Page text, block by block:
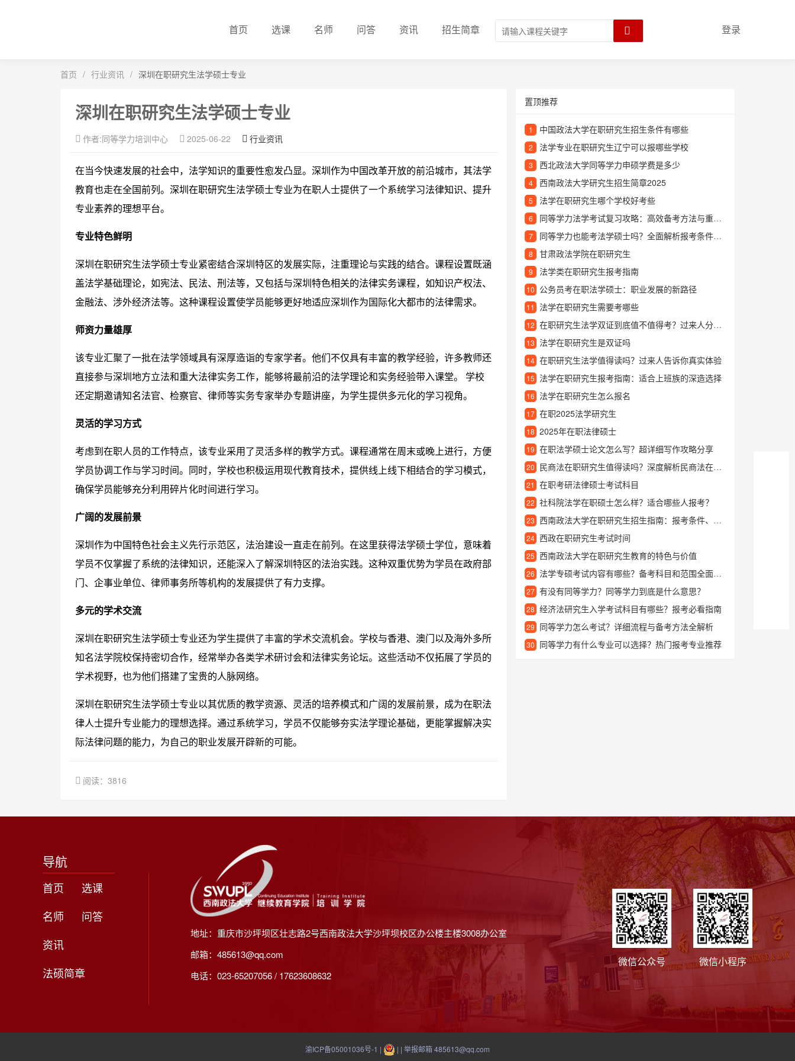
首页 选课 名师 问答 资讯 招生简章 登录
首页 / 行业资讯 / 深圳在职研究生法学硕士专业
深圳在职研究生法学硕士专业
作者:同等学力培训中心 2025-06-22 行业资讯
在当今快速发展的社会中，法学知识的重要性愈发凸显。深圳作为中国改革开放的前沿城市，其法学
教育也走在全国前列。深圳在职研究生法学硕士专业为在职人士提供了一个系统学习法律知识、提升
专业素养的理想平台。
专业特色鲜明
深圳在职研究生法学硕士专业紧密结合深圳特区的发展实际，注重理论与实践的结合。课程设置既涵
盖法学基础理论，如宪法、民法、刑法等，又包括与深圳特色相关的法律实务课程，如知识产权法、
金融法、涉外经济法等。这种课程设置使学员能够更好地适应深圳作为国际化大都市的法律需求。
师资力量雄厚
该专业汇聚了一批在法学领域具有深厚造诣的专家学者。他们不仅具有丰富的教学经验，许多教师还
直接参与深圳地方立法和重大法律实务工作，能够将最前沿的法学理论和实务经验带入课堂。 学校
还定期邀请知名法官、检察官、律师等实务专家举办专题讲座，为学生提供多元化的学习视角。
灵活的学习方式
考虑到在职人员的工作特点，该专业采用了灵活多样的教学方式。课程通常在周末或晚上进行，方便
学员协调工作与学习时间。同时，学校也积极运用现代教育技术，提供线上线下相结合的学习模式，
确保学员能够充分利用碎片化时间进行学习。
广阔的发展前景
深圳作为中国特色社会主义先行示范区，法治建设一直走在前列。在这里获得法学硕士学位，意味着
学员不仅掌握了系统的法律知识，还能深入了解深圳特区的法治实践。这种双重优势为学员在政府部
门、企事业单位、律师事务所等机构的发展提供了有力支撑。
多元的学术交流
深圳在职研究生法学硕士专业还为学生提供了丰富的学术交流机会。学校与香港、澳门以及海外多所
知名法学院校保持密切合作，经常举办各类学术研讨会和法律实务论坛。这些活动不仅拓展了学员的
学术视野，也为他们搭建了宝贵的人脉网络。
深圳在职研究生法学硕士专业以其优质的教学资源、灵活的培养模式和广阔的发展前景，成为在职法
律人士提升专业能力的理想选择。通过系统学习，学员不仅能够夯实法学理论基础，更能掌握解决实
际法律问题的能力，为自己的职业发展开辟新的可能。
阅读：3816
置顶推荐
1 中国政法大学在职研究生招生条件有哪些
2 法学专业在职研究生辽宁可以报哪些学校
3 西北政法大学同等学力申硕学费是多少
4 西南政法大学研究生招生简章2025
5 法学在职研究生哪个学校好考些
6 同等学力法学考试复习攻略：高效备考方法与重点解析
7 同等学力也能考法学硕士吗？全面解析报考条件与流程
8 甘肃政法学院在职研究生
9 法学类在职研究生报考指南
10 公务员考在职法学硕士：职业发展的新路径
11 法学在职研究生需要考哪些
12 在职研究生法学双证到底值不值得考？过来人分享真实经历
13 法学在职研究生是双证吗
14 在职研究生法学值得读吗？过来人告诉你真实体验
15 法学在职研究生报考指南：适合上班族的深造选择
16 法学在职研究生怎么报名
17 在职2025法学研究生
18 2025年在职法律硕士
19 在职法学硕士论文怎么写？超详细写作攻略分享
20 民商法在职研究生值得读吗？深度解析民商法在职研的含金量与发展前景
21 在职考研法律硕士考试科目
22 社科院法学在职硕士怎么样？适合哪些人报考？
23 西南政法大学在职研究生招生指南：报考条件、热门专业及学习优势
24 西政在职研究生考试时间
25 西南政法大学在职研究生教育的特色与价值
26 法学专硕考试内容有哪些？备考科目和范围全面解析
27 有没有同等学力？同等学力到底是什么意思？
28 经济法研究生入学考试科目有哪些？报考必看指南
29 同等学力怎么考试？详细流程与备考方法全解析
30 同等学力有什么专业可以选择？热门报考专业推荐
导航
首页
选课
名师
问答
资讯
法硕简章
地址：重庆市沙坪坝区壮志路2号西南政法大学沙坪坝校区办公楼主楼3008办公室
邮箱：485613@qq.com
电话：023-65207056 / 17623608632
微信公众号 微信小程序
渝ICP备05001036号-1 |
| | 举报邮箱 485613@qq.com